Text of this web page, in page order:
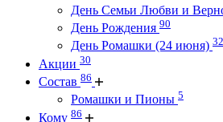
День Семьи Любви и
День Рождения 90
День Ромашки (24 июня) 32
Акции 30
Состав 86
Ромашки и Пионы 5
Кому 86